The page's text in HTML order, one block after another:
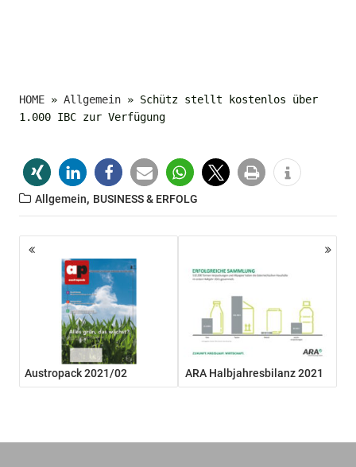
HOME »Allgemein » Schütz stellt kostenlos über
1.000 IBC zur Verfügung
Allgemein, BUSINESS & ERFOLG
Beitragsnavigation
Austropack 2021/02 ARA Halbjahresbilanz 2021